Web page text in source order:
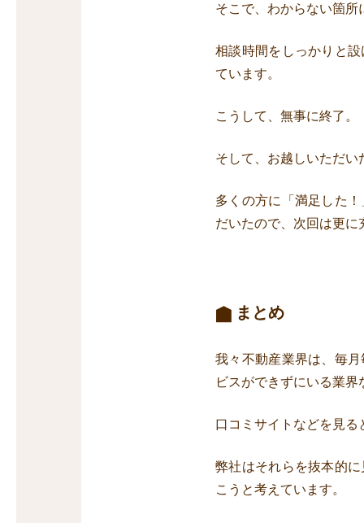
そこで、わからない箇
相談時間をしっかりと
ています。
こうして、無事に終了。
そして、お越しいただ
多くの方に「満足した
だいたので、次回は更
まとめ
我々不動産業界は、毎
ビスができずにいる業
口コミサイトなどを見
弊社はそれらを抜本的
こうと考えています。